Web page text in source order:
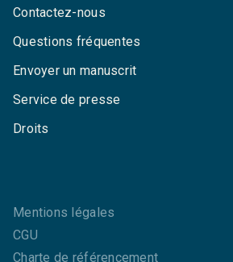
Contactez-nous
Questions fréquentes
Envoyer un manuscrit
Service de presse
Droits
Mentions légales
CGU
Charte de référencement